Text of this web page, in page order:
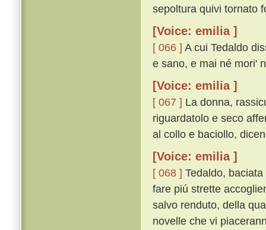
sepoltura quivi tornato
[Voice: emilia ]
[ 066 ] A cui Tedaldo
e sano, e mai né mori'
[Voice: emilia ]
[ 067 ] La donna,
riguardatolo e seco
al collo e baciollo,
[Voice: emilia ]
[ 068 ] Tedaldo,
fare piú strette
salvo renduto, della
novelle che vi